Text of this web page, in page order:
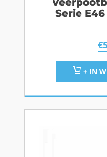
Serie
€
+ IN